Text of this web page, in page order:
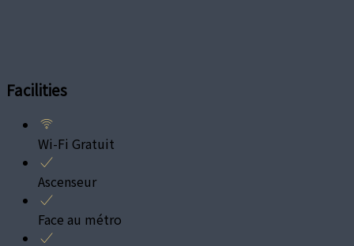
Facilities
Wi-Fi Gratuit
Ascenseur
Face au métro